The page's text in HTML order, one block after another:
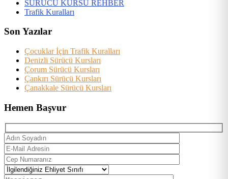
SÜRÜCÜ KURSU REHBER
Trafik Kuralları
Son Yazılar
Çocuklar İçin Trafik Kuralları
Denizli Sürücü Kursları
Çorum Sürücü Kursları
Çankırı Sürücü Kursları
Çanakkale Sürücü Kursları
Hemen Başvur